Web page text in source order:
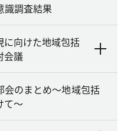
識調査結果
に向けた地域包括
会議
会のまとめ～地域包括
て～